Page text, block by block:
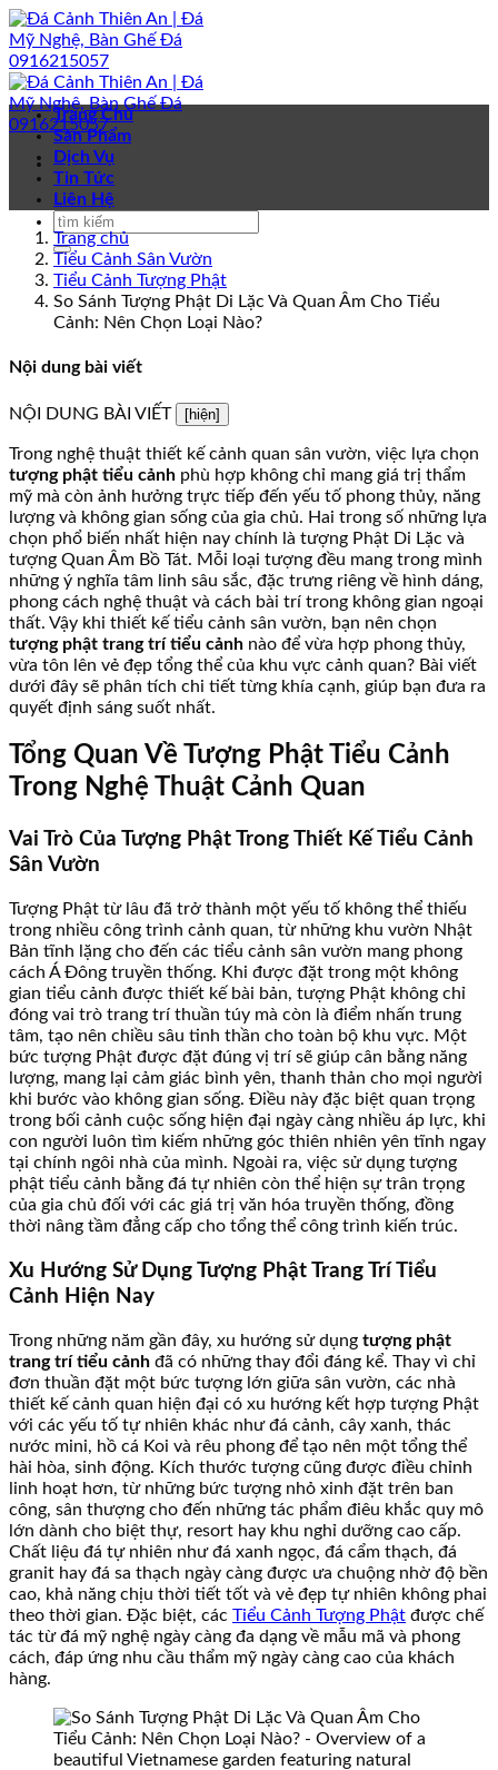
Bỏ
qua
nội
dung
Trang Chủ
Sản Phẩm
Dịch Vụ
Tin Tức
Liên Hệ
Trang chủ
Tiểu Cảnh Sân Vườn
Tiểu Cảnh Tượng Phật
So Sánh Tượng Phật Di Lặc Và Quan Âm Cho Tiểu
Cảnh: Nên Chọn Loại Nào?
Nội dung bài viết
NỘI DUNG BÀI VIẾT [hiện]
Trong nghệ thuật thiết kế cảnh quan sân vườn, việc lựa chọn
tượng phật tiểu cảnh phù hợp không chỉ mang giá trị thẩm
mỹ mà còn ảnh hưởng trực tiếp đến yếu tố phong thủy, năng
lượng và không gian sống của gia chủ. Hai trong số những lựa
chọn phổ biến nhất hiện nay chính là tượng Phật Di Lặc và
tượng Quan Âm Bồ Tát. Mỗi loại tượng đều mang trong mình
những ý nghĩa tâm linh sâu sắc, đặc trưng riêng về hình dáng,
phong cách nghệ thuật và cách bài trí trong không gian ngoại
thất. Vậy khi thiết kế tiểu cảnh sân vườn, bạn nên chọn
tượng phật trang trí tiểu cảnh nào để vừa hợp phong thủy,
vừa tôn lên vẻ đẹp tổng thể của khu vực cảnh quan? Bài viết
dưới đây sẽ phân tích chi tiết từng khía cạnh, giúp bạn đưa ra
quyết định sáng suốt nhất.
Tổng Quan Về Tượng Phật Tiểu Cảnh
Trong Nghệ Thuật Cảnh Quan
Vai Trò Của Tượng Phật Trong Thiết Kế Tiểu Cảnh
Sân Vườn
Tượng Phật từ lâu đã trở thành một yếu tố không thể thiếu
trong nhiều công trình cảnh quan, từ những khu vườn Nhật
Bản tĩnh lặng cho đến các tiểu cảnh sân vườn mang phong
cách Á Đông truyền thống. Khi được đặt trong một không
gian tiểu cảnh được thiết kế bài bản, tượng Phật không chỉ
đóng vai trò trang trí thuần túy mà còn là điểm nhấn trung
tâm, tạo nên chiều sâu tinh thần cho toàn bộ khu vực. Một
bức tượng Phật được đặt đúng vị trí sẽ giúp cân bằng năng
lượng, mang lại cảm giác bình yên, thanh thản cho mọi người
khi bước vào không gian sống. Điều này đặc biệt quan trọng
trong bối cảnh cuộc sống hiện đại ngày càng nhiều áp lực, khi
con người luôn tìm kiếm những góc thiên nhiên yên tĩnh ngay
tại chính ngôi nhà của mình. Ngoài ra, việc sử dụng tượng
phật tiểu cảnh bằng đá tự nhiên còn thể hiện sự trân trọng
của gia chủ đối với các giá trị văn hóa truyền thống, đồng
thời nâng tầm đẳng cấp cho tổng thể công trình kiến trúc.
Xu Hướng Sử Dụng Tượng Phật Trang Trí Tiểu
Cảnh Hiện Nay
Trong những năm gần đây, xu hướng sử dụng tượng phật
trang trí tiểu cảnh đã có những thay đổi đáng kể. Thay vì chỉ
đơn thuần đặt một bức tượng lớn giữa sân vườn, các nhà
thiết kế cảnh quan hiện đại có xu hướng kết hợp tượng Phật
với các yếu tố tự nhiên khác như đá cảnh, cây xanh, thác
nước mini, hồ cá Koi và rêu phong để tạo nên một tổng thể
hài hòa, sinh động. Kích thước tượng cũng được điều chỉnh
linh hoạt hơn, từ những bức tượng nhỏ xinh đặt trên ban
công, sân thượng cho đến những tác phẩm điêu khắc quy mô
lớn dành cho biệt thự, resort hay khu nghỉ dưỡng cao cấp.
Chất liệu đá tự nhiên như đá xanh ngọc, đá cẩm thạch, đá
granit hay đá sa thạch ngày càng được ưa chuộng nhờ độ bền
cao, khả năng chịu thời tiết tốt và vẻ đẹp tự nhiên không phai
theo thời gian. Đặc biệt, các Tiểu Cảnh Tượng Phật được chế
tác từ đá mỹ nghệ ngày càng đa dạng về mẫu mã và phong
cách, đáp ứng nhu cầu thẩm mỹ ngày càng cao của khách
hàng.